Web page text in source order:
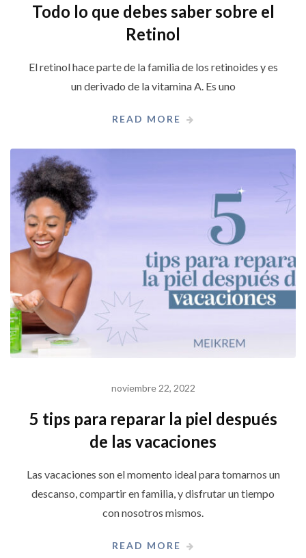
Todo lo que debes saber sobre el
Retinol
El retinol hace parte de la familia de los retinoides y es
un derivado de la vitamina A. Es uno
READ MORE
noviembre 22, 2022
5 tips para reparar la piel después
de las vacaciones
Las vacaciones son el momento ideal para tomarnos un
descanso, compartir en familia, y disfrutar un tiempo
con nosotros mismos.
READ MORE